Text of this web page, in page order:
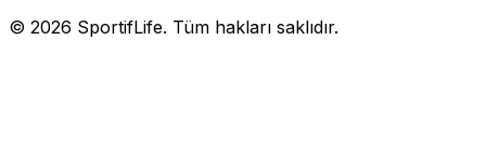
© 2026 SportifLife. Tüm hakları saklıdır.